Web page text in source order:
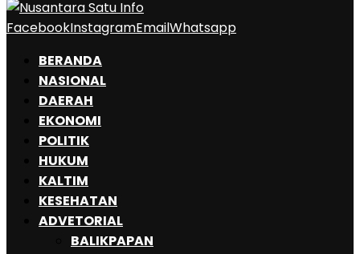
FacebookInstagramEmailWhatsapp
BERANDA
NASIONAL
DAERAH
EKONOMI
POLITIK
HUKUM
KALTIM
KESEHATAN
ADVETORIAL
BALIKPAPAN